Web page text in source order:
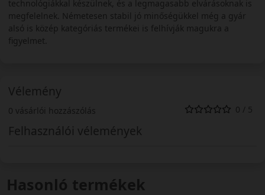
technológiákkal készülnek, és a legmagasabb elvárásoknak is
megfelelnek. Németesen stabil jó minőségükkel még a gyár
alsó is közép kategóriás termékei is felhívják magukra a
figyelmet.
Vélemény
0 vásárlói hozzászólás 0 / 5
Felhasználói vélemények
Hasonló termékek